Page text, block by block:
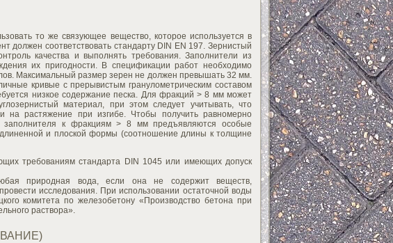
то же связующее вещество, которое используется в
должен соответствовать стандарту DIN EN 197. Зернистый
качества и выполнять требования. Заполнители из
их пригодности. В спецификации работ необходимо
Максимальный размер зерен не должен превышать 32 мм.
кривые с прерывистым гранулометрическим составом
низкое содержание песка. Для фракций > 8 мм может
материал, при этом следует учитывать, что
растяжение при изгибе. Чтобы получить равномерно
заполнителя к фракциям > 8 мм предъявляются особые
и плоской формы (соотношение длины к толщине
требованиям стандарта DIN 1045 или имеющих допуск
природная вода, если она не содержит веществ,
исследования. При использовании остаточной воды
комитета по железобетону «Производство бетона при
раствора».